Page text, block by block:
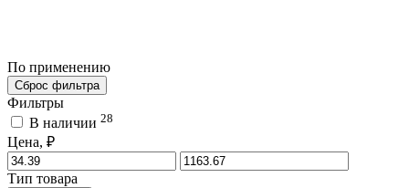
По применению
Сброс фильтра
Фильтры
В наличии 28
Цена, ₽
Тип товара